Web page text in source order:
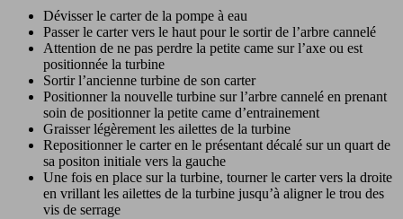
Dévisser le carter de la pompe à eau
Passer le carter vers le haut pour le sortir de l’arbre cannelé
Attention de ne pas perdre la petite came sur l’axe ou est
positionnée la turbine
Sortir l’ancienne turbine de son carter
Positionner la nouvelle turbine sur l’arbre cannelé en prenant
soin de positionner la petite came d’entrainement
Graisser légèrement les ailettes de la turbine
Repositionner le carter en le présentant décalé sur un quart de
sa positon initiale vers la gauche
Une fois en place sur la turbine, tourner le carter vers la droite
en vrillant les ailettes de la turbine jusqu’à aligner le trou des
vis de serrage